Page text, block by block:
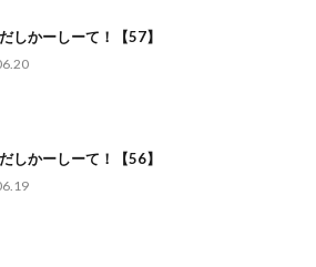
しかーしーて！【57】
しかーしーて！【56】